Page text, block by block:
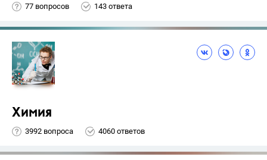
77 вопросов 143 ответа
Химия
3992 вопроса 4060 ответов